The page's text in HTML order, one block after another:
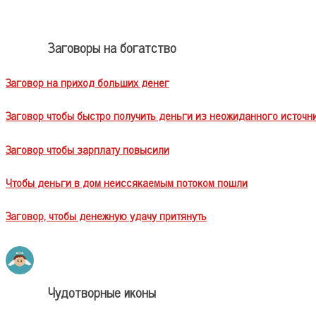
Заговоры на богатство
Заговор на приход больших денег
Заговор чтобы быстро получить деньги из неожиданного
Заговор чтобы зарплату повысили
Чтобы деньги в дом неиссякаемым потоком пошли
Заговор, чтобы денежную удачу притянуть
Чудотворные иконы